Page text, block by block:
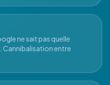
ne sait pas quelle
Cannibalisation entre